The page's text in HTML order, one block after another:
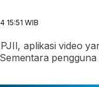
15:51 WIB
aplikasi video